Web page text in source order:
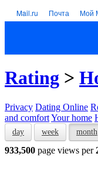
Mail.ru Почта Мой
Rating >
Privacy Dating Online
and comfortYour home
day week month
933,500 page views per